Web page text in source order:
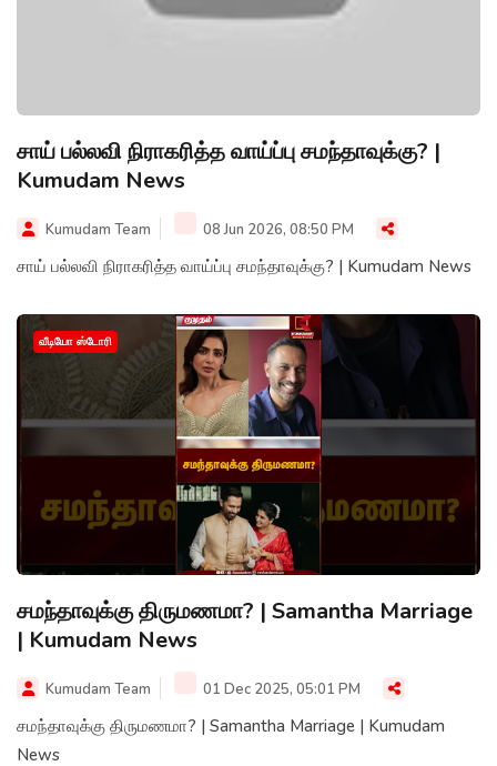
சாய் பல்லவி நிராகரித்த வாய்ப்பு சமந்தாவுக்கு? |
Kumudam News
Kumudam Team 08 Jun 2026, 08:50 PM
சாய் பல்லவி நிராகரித்த வாய்ப்பு சமந்தாவுக்கு? | Kumudam News
வீடியோ ஸ்டோரி
சமந்தாவுக்கு திருமணமா? | Samantha Marriage
| Kumudam News
Kumudam Team 01 Dec 2025, 05:01 PM
சமந்தாவுக்கு திருமணமா? | Samantha Marriage | Kumudam
News